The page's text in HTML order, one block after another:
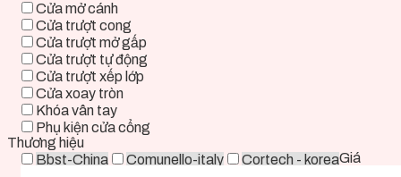
Cửa mở cánh
Cửa trượt cong
Cửa trượt mở gấp
Cửa trượt tự động
Cửa trượt xếp lớp
Cửa xoay tròn
Khóa vân tay
Phụ kiện cửa cổng
Thương hiệu
Bbst-China
Comunello-italy
Cortech - koreaGiá